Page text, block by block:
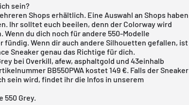
sein?
Shops erhältlich. Eine Auswahl an Shops haben
Ihr solltet euch beeilen, denn der Colorway wird
du dich noch für andere 550-Modelle
fündig. Wenn dir auch andere Silhouetten gefallen, ist
Sneakergenau das Richtige für dich.
bei Overkill, afew, asphaltgold und 43einhalb
BB550PWA kostet 149 €. Falls der Sneaker
sein wird, findet ihr die Infos in unserem
550 Grey.